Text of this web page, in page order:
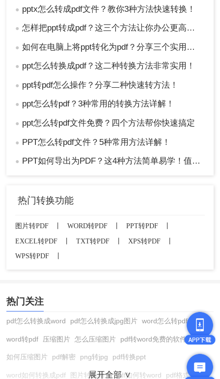
● pptx怎么转成pdf文件？教你3种方法快速转换！
● 怎样把ppt转成pdf？这三个方法让你办公更高效！
● 如何在电脑上将ppt转化为pdf？分享三个实用且易学的转换方法！
● ppt怎么转换成pdf？这二种转换方法非常实用！
● ppt转pdf怎么操作？分享二种快速转方法！
● ppt怎么转pdf？3种常用的转换方法详解！
● ppt怎么转pdf文件免费？四个方法帮你快速搞定
● PPT怎么转pdf文件？5种常用方法详解！
● PPT如何导出为PDF？这4种方法简单易学！值得收藏！
热门转换功能
图片转PDF 丨 WORD转PDF 丨 PPT转PDF
丨
EXCEL转PDF
丨 TXT转PDF 丨 XPS转PDF
丨
WPS转PDF
热门关注
pdf怎么转换成word pdf怎么转换成jpg图片 word怎么转pdf
word转pdf 压缩图片 怎么压缩图片 pdf转word免费的软件
如何压缩图片 pdf解密 png转jpg pdf转换ppt
word如何转换成pdf 图片转换格式 pdf如何转word pdf格式转换
展开全部 ∨